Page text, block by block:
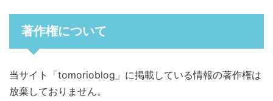
著作権について
当サイト「tomorioblog」に掲載している情報の著作権は
放棄しておりません。